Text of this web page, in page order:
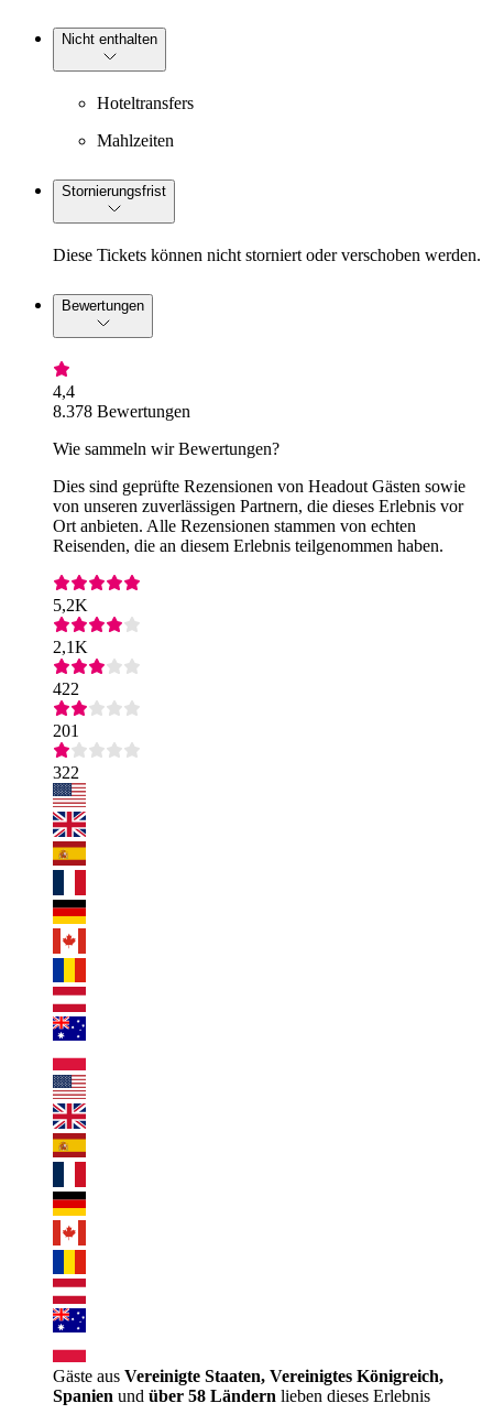
Nicht enthalten
Hoteltransfers
Mahlzeiten
Stornierungsfrist
Diese Tickets können nicht storniert oder verschoben werden.
Bewertungen
4,4
8.378 Bewertungen
Wie sammeln wir Bewertungen?
Dies sind geprüfte Rezensionen von Headout Gästen sowie
von unseren zuverlässigen Partnern, die dieses Erlebnis vor
Ort anbieten. Alle Rezensionen stammen von echten
Reisenden, die an diesem Erlebnis teilgenommen haben.
5,2K
2,1K
422
201
322
Gäste aus Vereinigte Staaten, Vereinigtes Königreich,
Spanien und über 58 Ländern lieben dieses Erlebnis